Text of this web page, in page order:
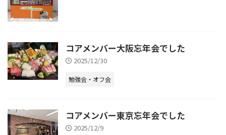
コアメンバー大阪忘年会でした
2025/12/30
勉強会・オフ会
コアメンバー東京忘年会でした
2025/12/9